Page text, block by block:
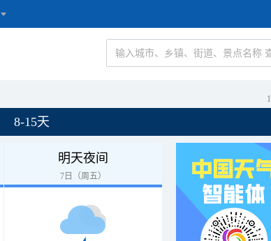
8-15天
明天夜间
7日（周五）